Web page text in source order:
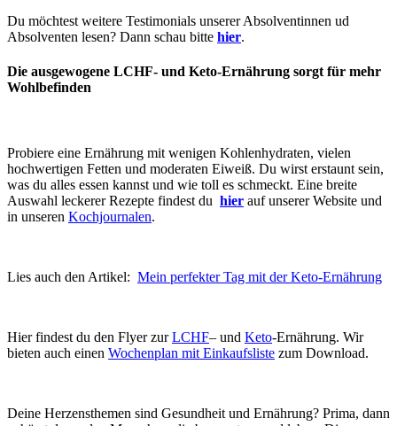
Du möchtest weitere Testimonials unserer Absolventinnen ud
Absolventen lesen? Dann schau bitte hier.
Die ausgewogene LCHF- und Keto-Ernährung sorgt für mehr
Wohlbefinden
Probiere eine Ernährung mit wenigen Kohlenhydraten, vielen
hochwertigen Fetten und moderaten Eiweiß. Du wirst erstaunt sein,
was du alles essen kannst und wie toll es schmeckt. Eine breite
Auswahl leckerer Rezepte findest du hier auf unserer Website und
in unseren Kochjournalen.
Lies auch den Artikel: Mein perfekter Tag mit der Keto-Ernährung
Hier findest du den Flyer zurLCHF– und Keto-Ernährung. Wir
bieten auch einen Wochenplan mit Einkaufsliste zum Download.
Deine Herzensthemen sind Gesundheit und Ernährung? Prima, dann